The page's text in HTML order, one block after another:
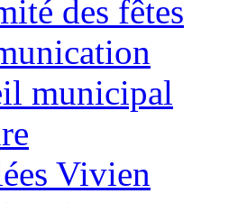
des fêtes
municipal
Vivien